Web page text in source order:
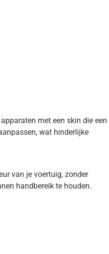
met een skin die een
wat hinderlijke
van je voertuig, zonder
handbereik te houden.